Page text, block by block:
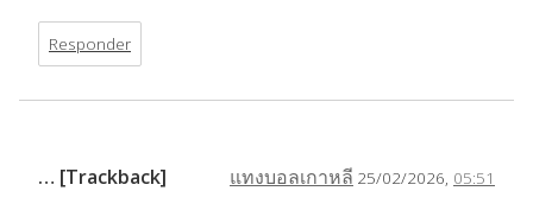
Responder
แทงบอลเกาหลี 25/02/2026, 05:51
… [Trackback]